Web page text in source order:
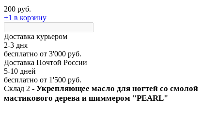
200 руб.
+1 в корзину
Доставка курьером
2-3 дня
бесплатно от 3'000 руб.
Доставка Почтой России
5-10 дней
бесплатно от 1'500 руб.
Склад 2 - Укрепляющее масло для ногтей со смолой
мастикового дерева и шиммером "PEARL"